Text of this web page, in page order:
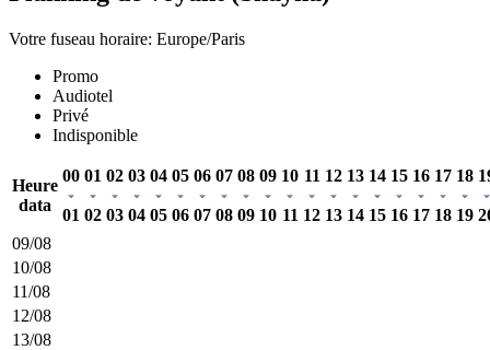
Votre fuseau horaire: Europe/Paris
Promo
Audiotel
Privé
Indisponible
Heure
data
00
01
01
02
02
03
03
04
04
05
05
06
06
07
07
08
08
09
09
10
10
11
11
12
12
13
13
14
14
15
15
16
16
17
17
18
18
19
09/08
10/08
11/08
12/08
13/08